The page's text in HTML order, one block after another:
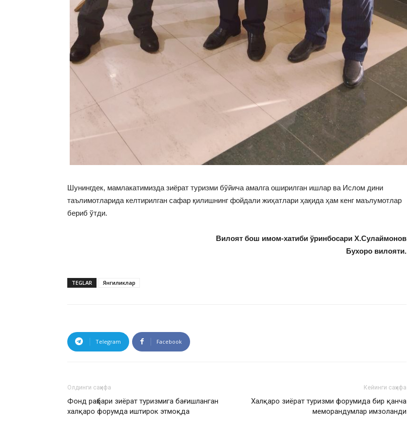
Шунингдек, мамлакатимизда зиёрат туризми бўйича амалга оширилган ишлар ва Ислом дини
таълимотларида келтирилган сафар қилишнинг фойдали жиҳатлари ҳақида ҳам кенг маълумотлар
бериб ўтди.
Вилоят бош имом-хатиби ўринбосари Х.Сулаймонов
Бухоро вилояти.
TEGLAR Янгиликлар
Telegram Facebook
Олдинги саҳифа
Фонд раҳбари зиёрат туризмига бағишланган
халқаро форумда иштирок этмоқда
Кейинги саҳифа
Халқаро зиёрат туризми форумида бир қанча
меморандумлар имзоланди